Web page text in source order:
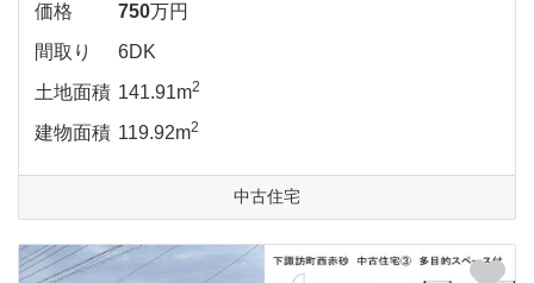
価格 750万円
間取り
6DK
土地面積 141.91m2
建物面積 119.92m2
中古住宅